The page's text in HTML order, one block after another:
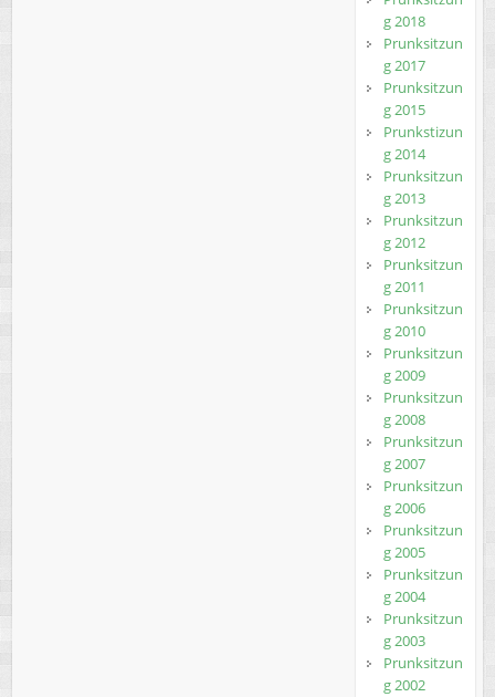
g 2018
Prunksitzun
g 2017
Prunksitzun
g 2015
Prunkstizun
g 2014
Prunksitzun
g 2013
Prunksitzun
g 2012
Prunksitzun
g 2011
Prunksitzun
g 2010
Prunksitzun
g 2009
Prunksitzun
g 2008
Prunksitzun
g 2007
Prunksitzun
g 2006
Prunksitzun
g 2005
Prunksitzun
g 2004
Prunksitzun
g 2003
Prunksitzun
g 2002